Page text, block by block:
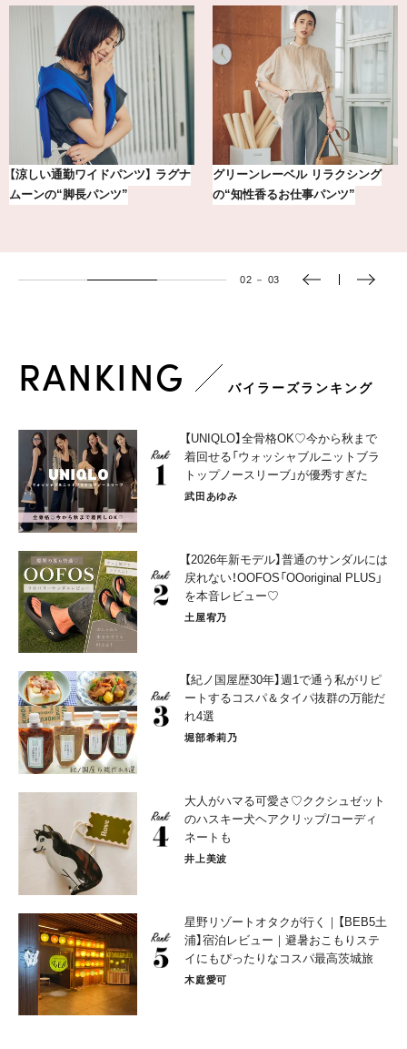
【涼しい通勤ワイドパンツ】 ラグナ
ムーンの“脚長パンツ”
グリーンレーベル リラクシング
の“知性香るお仕事パンツ”
02 － 03
RANKING バイラーズランキング
【UNIQLO】全骨格OK♡今から秋まで
着回せる「ウォッシャブルニットブラ
トップノースリーブ」が優秀すぎた
武田あゆみ
【2026年新モデル】普通のサンダルには
戻れない！OOFOS「OOoriginal PLUS」
を本音レビュー♡
土屋宥乃
【紀ノ国屋歴30年】週1で通う私がリピ
ートするコスパ＆タイパ抜群の万能だ
れ4選
堀部希莉乃
大人がハマる可愛さ♡ククシュゼット
のハスキー犬ヘアクリップ/コーディ
ネートも
井上美波
星野リゾートオタクが行く｜【BEB5土
浦】宿泊レビュー｜避暑おこもりステ
イにもぴったりなコスパ最高茨城旅
木庭愛可